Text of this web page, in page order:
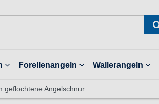
Forellenangeln Wallerangeln
geflochtene Angelschnur